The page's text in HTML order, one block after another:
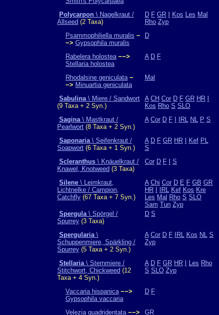
Polycarpon \ Nagelkraut /
Allseed (2 Taxa)
D F GR Kos Les Mal
Rho Zyp
Psammophiliella muralis −
−> Gypsophila muralis
D
Rabelera holostea −−>
Stellaria holostea
A D F
Rhodalsine geniculata −
−> Minuartia geniculata
Mal
Sabulina\ Miere / Sandwort
(9 Taxa + 2 Syn.)
A CH Cor D F GR HR
Kos Rho S SLO
Sagina\ Mastkraut /
Pearlwort (8 Taxa + 2 Syn.)
A Cor D F IRL NL P S
Saponaria\ Seifenkraut /
Soapwort (6 Taxa + 1 Syn.)
A D F GR HR Kef PL
S
Scleranthus \ Knäuelkraut /
Knawel, Knotweed (3 Taxa)
Cor D F S
Silene \ Leimkraut,
Lichtnelke / Campion,
Catchfly (67 Taxa + 7 Syn.)
A Chi Cor D E F GB GR
HR
IRL Kef Kos Kre
Les Mal Rho S SLO
Sam Tun Zyp
Spergula\ Spörgel /
Spurrey (3 Taxa)
D S
Spergularia\
Schuppenmiere, Spärkling /
Spurrey (5 Taxa + 2 Syn.)
A Cor D F IRL Kos NL S
Zyp
Stellaria\ Sternmiere /
Stitchwort, Chickweed (12
Taxa + 4 Syn.)
A D F GR HR Les Rho
S SLO Zyp
Vaccaria hispanica −−>
Gypsophila vaccaria
D F
Velezia quadridentata −−> GR